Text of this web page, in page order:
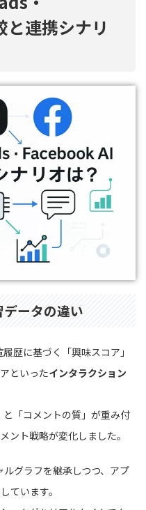
連携シナリ
ータの違い
歴に基づく「興味スコア」
といったインタラクション
「コメントの質」が重み付
ント戦略が変化しました。
グラフを継承しつつ、アプ
ています。